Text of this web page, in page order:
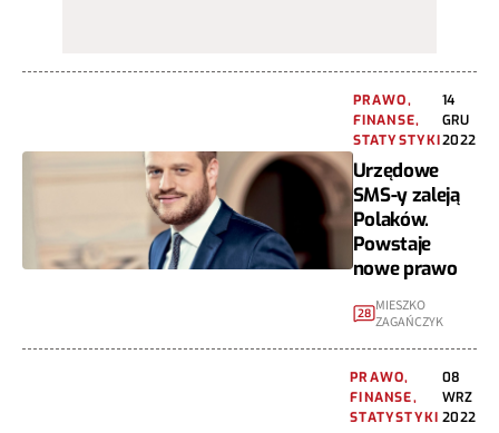
PRAWO,
FINANSE,
STATYSTYKI
14
GRU
2022
Urzędowe
SMS-y zaleją
Polaków.
Powstaje
nowe prawo
28 MIESZKO
ZAGAŃCZYK
PRAWO,
FINANSE,
STATYSTYKI
08
WRZ
2022